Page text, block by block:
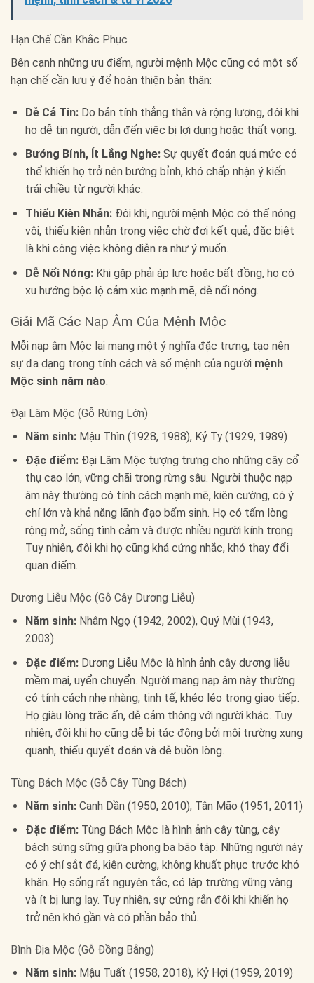
Hạn Chế Cần Khắc Phục
Bên cạnh những ưu điểm, người mệnh Mộc cũng có một số
hạn chế cần lưu ý để hoàn thiện bản thân:
Dễ Cả Tin:Do bản tính thẳng thắn và rộng lượng, đôi khi
họ dễ tin người, dẫn đến việc bị lợi dụng hoặc thất vọng.
Bướng Bỉnh, Ít Lắng Nghe:Sự quyết đoán quá mức có
thể khiến họ trở nên bướng bỉnh, khó chấp nhận ý kiến
trái chiều từ người khác.
Thiếu Kiên Nhẫn:Đôi khi, người mệnh Mộc có thể nóng
vội, thiếu kiên nhẫn trong việc chờ đợi kết quả, đặc biệt
là khi công việc không diễn ra như ý muốn.
Dễ Nổi Nóng:Khi gặp phải áp lực hoặc bất đồng, họ có
xu hướng bộc lộ cảm xúc mạnh mẽ, dễ nổi nóng.
Giải Mã Các Nạp Âm Của Mệnh Mộc
Mỗi nạp âm Mộc lại mang một ý nghĩa đặc trưng, tạo nên
sự đa dạng trong tính cách và số mệnh của người mệnh
Mộc sinh năm nào.
Đại Lâm Mộc (Gỗ Rừng Lớn)
Năm sinh:Mậu Thìn (1928, 1988), Kỷ Tỵ (1929, 1989)
Đặc điểm:Đại Lâm Mộc tượng trưng cho những cây cổ
thụ cao lớn, vững chãi trong rừng sâu. Người thuộc nạp
âm này thường có tính cách mạnh mẽ, kiên cường, có ý
chí lớn và khả năng lãnh đạo bẩm sinh. Họ có tấm lòng
rộng mở, sống tình cảm và được nhiều người kính trọng.
Tuy nhiên, đôi khi họ cũng khá cứng nhắc, khó thay đổi
quan điểm.
Dương Liễu Mộc (Gỗ Cây Dương Liễu)
Năm sinh:Nhâm Ngọ (1942, 2002), Quý Mùi (1943,
2003)
Đặc điểm:Dương Liễu Mộc là hình ảnh cây dương liễu
mềm mại, uyển chuyển. Người mang nạp âm này thường
có tính cách nhẹ nhàng, tinh tế, khéo léo trong giao tiếp.
Họ giàu lòng trắc ẩn, dễ cảm thông với người khác. Tuy
nhiên, đôi khi họ cũng dễ bị tác động bởi môi trường xung
quanh, thiếu quyết đoán và dễ buồn lòng.
Tùng Bách Mộc (Gỗ Cây Tùng Bách)
Năm sinh:Canh Dần (1950, 2010), Tân Mão (1951, 2011)
Đặc điểm:Tùng Bách Mộc là hình ảnh cây tùng, cây
bách sừng sững giữa phong ba bão táp. Những người này
có ý chí sắt đá, kiên cường, không khuất phục trước khó
khăn. Họ sống rất nguyên tắc, có lập trường vững vàng
và ít bị lung lay. Tuy nhiên, sự cứng rắn đôi khi khiến họ
trở nên khó gần và có phần bảo thủ.
Bình Địa Mộc (Gỗ Đồng Bằng)
Năm sinh:Mậu Tuất (1958, 2018), Kỷ Hợi (1959, 2019)